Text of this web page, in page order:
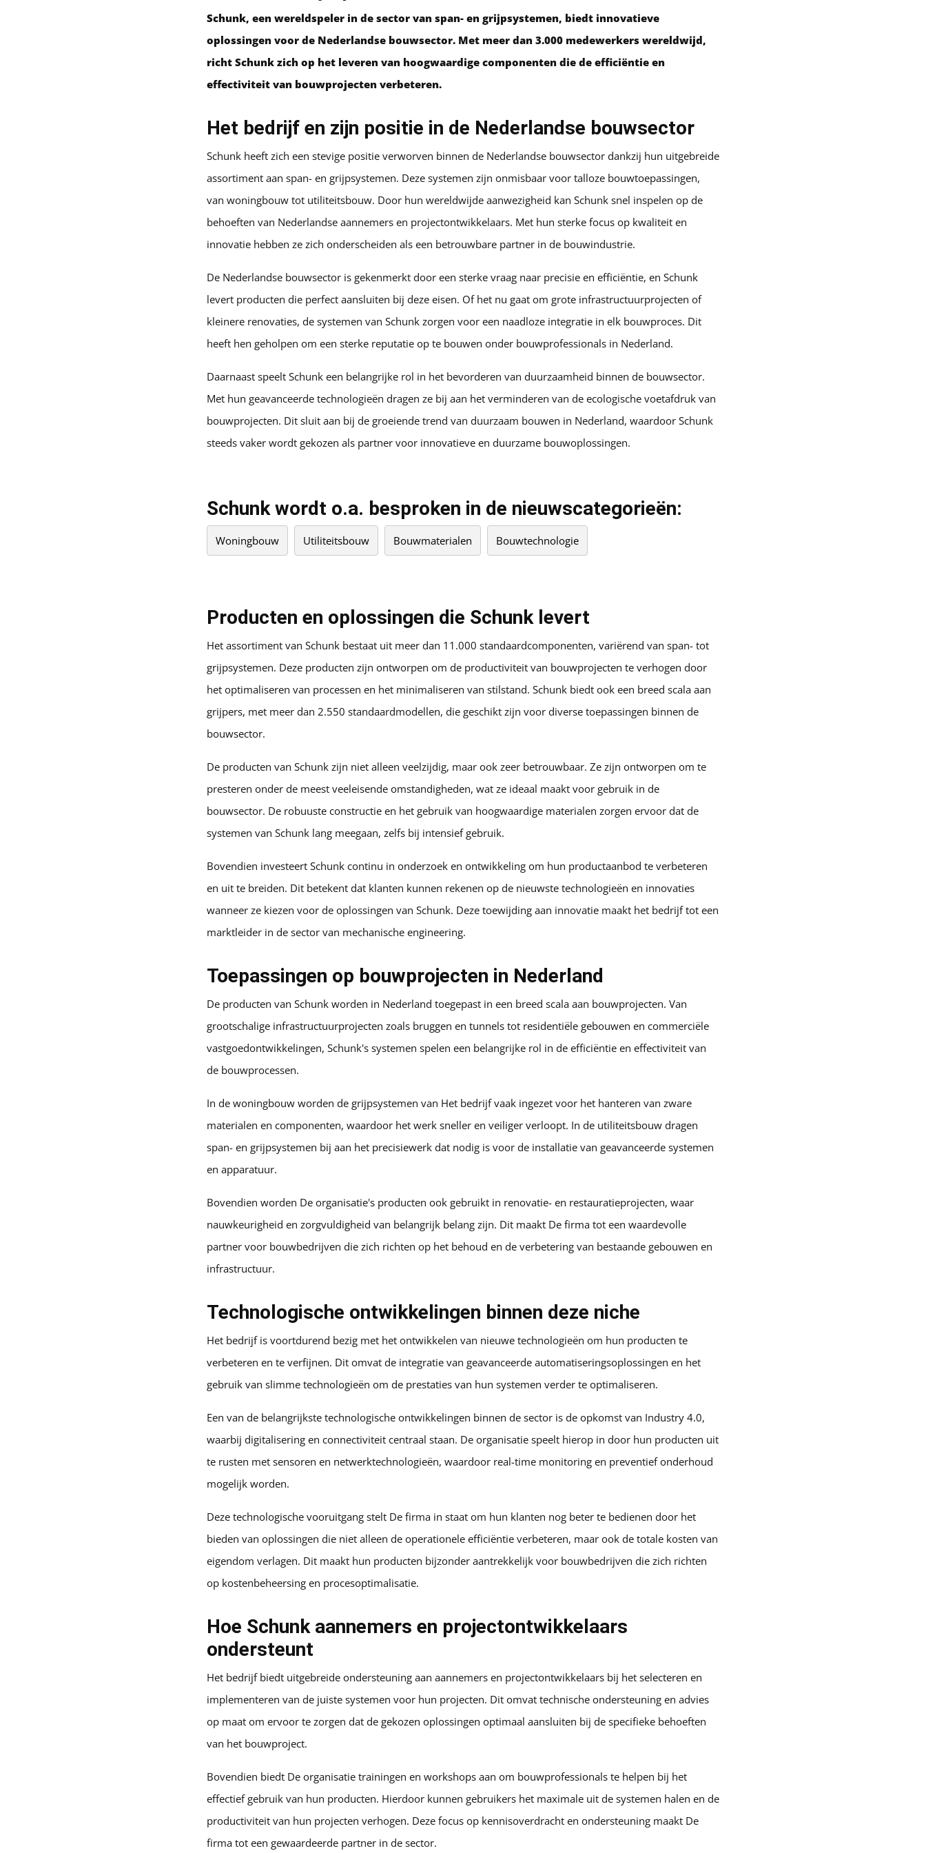
Schunk, een wereldspeler in de sector van span- en grijpsystemen, biedt innovatieve
oplossingen voor de Nederlandse bouwsector. Met meer dan 3.000 medewerkers wereldwijd,
richt Schunk zich op het leveren van hoogwaardige componenten die de efficiëntie en
effectiviteit van bouwprojecten verbeteren.
Het bedrijf en zijn positie in de Nederlandse bouwsector
Schunk heeft zich een stevige positie verworven binnen de Nederlandse bouwsector dankzij hun uitgebreide
assortiment aan span- en grijpsystemen. Deze systemen zijn onmisbaar voor talloze bouwtoepassingen,
van woningbouw tot utiliteitsbouw. Door hun wereldwijde aanwezigheid kan Schunk snel inspelen op de
behoeften van Nederlandse aannemers en projectontwikkelaars. Met hun sterke focus op kwaliteit en
innovatie hebben ze zich onderscheiden als een betrouwbare partner in de bouwindustrie.
De Nederlandse bouwsector is gekenmerkt door een sterke vraag naar precisie en efficiëntie, en Schunk
levert producten die perfect aansluiten bij deze eisen. Of het nu gaat om grote infrastructuurprojecten of
kleinere renovaties, de systemen van Schunk zorgen voor een naadloze integratie in elk bouwproces. Dit
heeft hen geholpen om een sterke reputatie op te bouwen onder bouwprofessionals in Nederland.
Daarnaast speelt Schunk een belangrijke rol in het bevorderen van duurzaamheid binnen de bouwsector.
Met hun geavanceerde technologieën dragen ze bij aan het verminderen van de ecologische voetafdruk van
bouwprojecten. Dit sluit aan bij de groeiende trend van duurzaam bouwen in Nederland, waardoor Schunk
steeds vaker wordt gekozen als partner voor innovatieve en duurzame bouwoplossingen.
Schunk wordt o.a. besproken in de nieuwscategorieën:
Woningbouw Utiliteitsbouw Bouwmaterialen Bouwtechnologie
Producten en oplossingen die Schunk levert
Het assortiment van Schunk bestaat uit meer dan 11.000 standaardcomponenten, variërend van span- tot
grijpsystemen. Deze producten zijn ontworpen om de productiviteit van bouwprojecten te verhogen door
het optimaliseren van processen en het minimaliseren van stilstand. Schunk biedt ook een breed scala aan
grijpers, met meer dan 2.550 standaardmodellen, die geschikt zijn voor diverse toepassingen binnen de
bouwsector.
De producten van Schunk zijn niet alleen veelzijdig, maar ook zeer betrouwbaar. Ze zijn ontworpen om te
presteren onder de meest veeleisende omstandigheden, wat ze ideaal maakt voor gebruik in de
bouwsector. De robuuste constructie en het gebruik van hoogwaardige materialen zorgen ervoor dat de
systemen van Schunk lang meegaan, zelfs bij intensief gebruik.
Bovendien investeert Schunk continu in onderzoek en ontwikkeling om hun productaanbod te verbeteren
en uit te breiden. Dit betekent dat klanten kunnen rekenen op de nieuwste technologieën en innovaties
wanneer ze kiezen voor de oplossingen van Schunk. Deze toewijding aan innovatie maakt het bedrijf tot een
marktleider in de sector van mechanische engineering.
Toepassingen op bouwprojecten in Nederland
De producten van Schunk worden in Nederland toegepast in een breed scala aan bouwprojecten. Van
grootschalige infrastructuurprojecten zoals bruggen en tunnels tot residentiële gebouwen en commerciële
vastgoedontwikkelingen, Schunk's systemen spelen een belangrijke rol in de efficiëntie en effectiviteit van
de bouwprocessen.
In de woningbouw worden de grijpsystemen van Het bedrijf vaak ingezet voor het hanteren van zware
materialen en componenten, waardoor het werk sneller en veiliger verloopt. In de utiliteitsbouw dragen
span- en grijpsystemen bij aan het precisiewerk dat nodig is voor de installatie van geavanceerde systemen
en apparatuur.
Bovendien worden De organisatie's producten ook gebruikt in renovatie- en restauratieprojecten, waar
nauwkeurigheid en zorgvuldigheid van belangrijk belang zijn. Dit maakt De firma tot een waardevolle
partner voor bouwbedrijven die zich richten op het behoud en de verbetering van bestaande gebouwen en
infrastructuur.
Technologische ontwikkelingen binnen deze niche
Het bedrijf is voortdurend bezig met het ontwikkelen van nieuwe technologieën om hun producten te
verbeteren en te verfijnen. Dit omvat de integratie van geavanceerde automatiseringsoplossingen en het
gebruik van slimme technologieën om de prestaties van hun systemen verder te optimaliseren.
Een van de belangrijkste technologische ontwikkelingen binnen de sector is de opkomst van Industry 4.0,
waarbij digitalisering en connectiviteit centraal staan. De organisatie speelt hierop in door hun producten uit
te rusten met sensoren en netwerktechnologieën, waardoor real-time monitoring en preventief onderhoud
mogelijk worden.
Deze technologische vooruitgang stelt De firma in staat om hun klanten nog beter te bedienen door het
bieden van oplossingen die niet alleen de operationele efficiëntie verbeteren, maar ook de totale kosten van
eigendom verlagen. Dit maakt hun producten bijzonder aantrekkelijk voor bouwbedrijven die zich richten
op kostenbeheersing en procesoptimalisatie.
Hoe Schunk aannemers en projectontwikkelaars
ondersteunt
Het bedrijf biedt uitgebreide ondersteuning aan aannemers en projectontwikkelaars bij het selecteren en
implementeren van de juiste systemen voor hun projecten. Dit omvat technische ondersteuning en advies
op maat om ervoor te zorgen dat de gekozen oplossingen optimaal aansluiten bij de specifieke behoeften
van het bouwproject.
Bovendien biedt De organisatie trainingen en workshops aan om bouwprofessionals te helpen bij het
effectief gebruik van hun producten. Hierdoor kunnen gebruikers het maximale uit de systemen halen en de
productiviteit van hun projecten verhogen. Deze focus op kennisoverdracht en ondersteuning maakt De
firma tot een gewaardeerde partner in de sector.